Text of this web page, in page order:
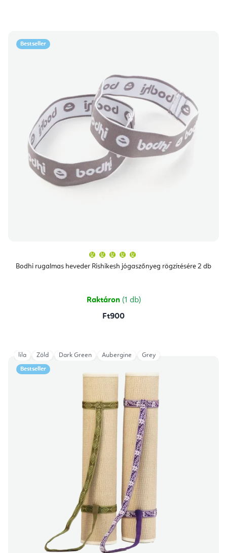
Bestseller
Bodhi rugalmas heveder Rishikesh jógaszőnyeg rögzítésére 2 db
átlagos
értékelése
csillag.
Raktáron (1 db)
Ft900
Bestseller
lila Zöld Dark Green Aubergine Grey